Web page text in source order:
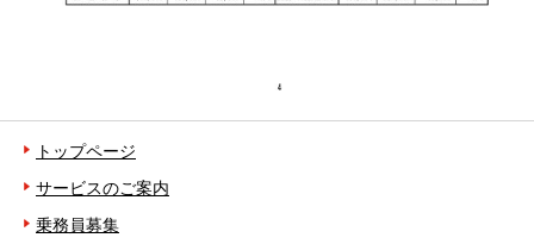
トップページ
サービスのご案内
乗務員募集